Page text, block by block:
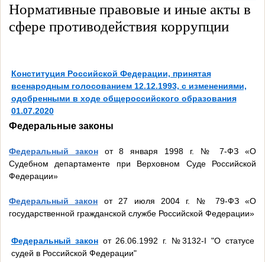
Нормативные правовые и иные акты в
сфере противодействия коррупции
Конституция Российской Федерации, принятая
всенародным голосованием 12.12.1993, с изменениями,
одобренными в ходе общероссийского образования
01.07.2020
Федеральные законы
Федеральный законот 8 января 1998 г. № 7-ФЗ «О
Судебном департаменте при Верховном Суде Российской
Федерации»
Федеральный закон от 27 июля 2004 г. № 79-ФЗ «О
государственной гражданской службе Российской Федерации»
Федеральный закон от 26.06.1992 г. №3132-I "О статусе
судей в Российской Федерации"